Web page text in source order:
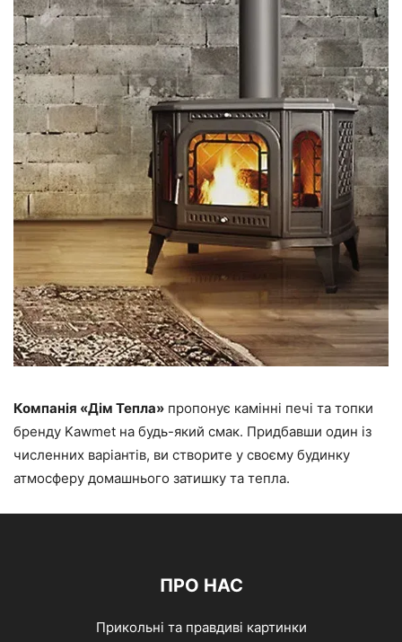
Компанія «Дім Тепла» пропонує камінні печі та топки
бренду Kawmet на будь-який смак. Придбавши один із
численних варіантів, ви створите у своєму будинку
атмосферу домашнього затишку та тепла.
ПРО НАС
Прикольні та правдиві картинки